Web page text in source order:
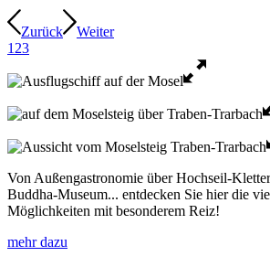
Zurück
Weiter
1 23
Von Außengastronomie über Hochseil-
Buddha-Museum... entdecken Sie hier die
Möglichkeiten mit besonderem Reiz!
mehr dazu